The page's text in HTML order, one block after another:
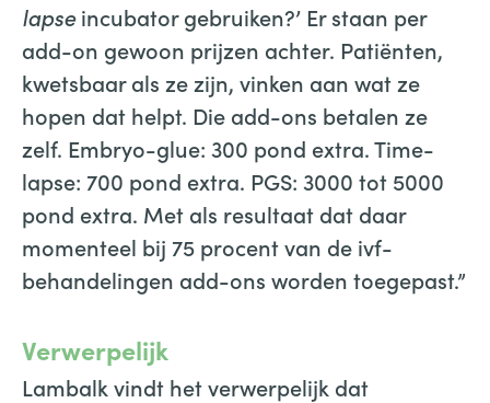
lapseincubator gebruiken?’ Er staan per
add-on gewoon prijzen achter. Patiënten,
kwetsbaar als ze zijn, vinken aan wat ze
hopen dat helpt. Die add-ons betalen ze
zelf. Embryo-glue: 300 pond extra. Time-
lapse: 700 pond extra. PGS: 3000 tot 5000
pond extra. Met als resultaat dat daar
momenteel bij 75 procent van de ivf-
behandelingen add-ons worden toegepast.”
Verwerpelijk
Lambalk vindt het verwerpelijk dat